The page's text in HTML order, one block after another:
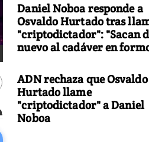
“Cantar
Daniel Noboa responde a
Osvaldo Hurtado tras
"criptodictador": "Sacan
nuevo al cadáver en
ADN rechaza que Osvaldo
Hurtado llame
"criptodictador" a Daniel
Noboa